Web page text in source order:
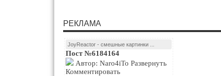
РЕКЛАМА
JoyReactor - смешные картинки ...
Пост №6184164
Комментировать